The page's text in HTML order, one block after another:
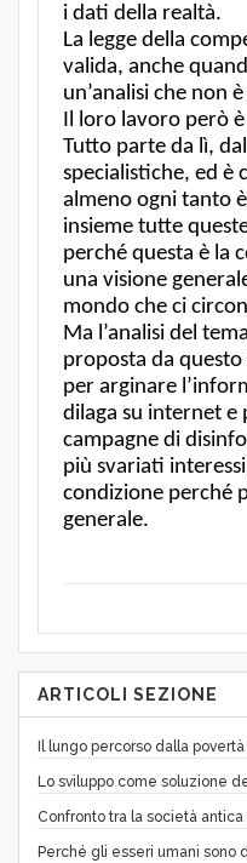
i dati della realtà.
La legge della
valida, anche
un’analisi che non
Il loro lavoro però
Tutto parte da lì,
specialistiche, ed è
almeno ogni tanto
insieme tutte
perché questa è la
una visione
mondo che ci
Ma l’analisi del
proposta da questo
per arginare
dilaga su internet e
campagne di
più svariati
condizione perché
generale.
ARTICOLI SEZIONE
Il lungo percorso dalla
Lo sviluppo come soluzione
Confronto tra la società
Perché gli esseri umani sono